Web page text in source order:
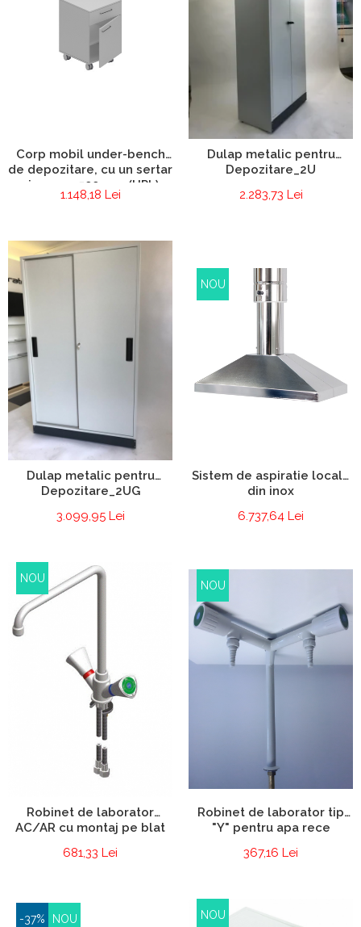
Corp mobil under-bench
de depozitare, cu un sertar
si o usa - 500 mm (HPL)
1.148,18 Lei
Dulap metalic pentru
Depozitare_2U
2.283,73 Lei
Dulap metalic pentru
Depozitare_2UG
3.099,95 Lei
NOU
Sistem de aspiratie locala
din inox
6.737,64 Lei
NOU
Robinet de laborator
AC/AR cu montaj pe blat
681,33 Lei
NOU
Robinet de laborator tip
"Y" pentru apa rece
367,16 Lei
-37% NOU NOU